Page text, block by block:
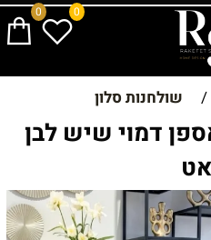
0 0
/ שולחנות סלון
דמוי שיש לבן